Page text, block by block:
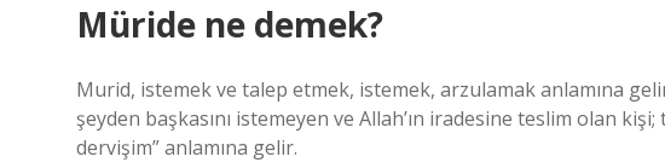
Müride ne demek?
Murid, istemek ve talep etmek, istemek, arzulamak anlamına
şeyden başkasını istemeyen ve Allah’ın iradesine teslim olan
dervişim” anlamına gelir.